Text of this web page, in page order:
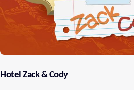
Hotel Zack & Cody